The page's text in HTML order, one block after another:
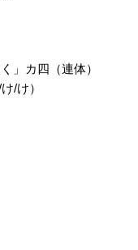
」カ四（連体）
/け）